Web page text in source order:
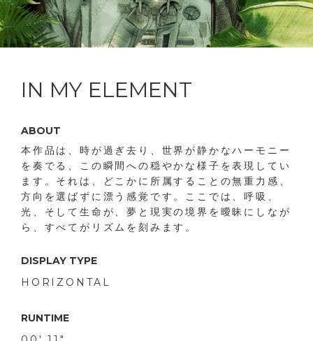
IN MY ELEMENT
ABOUT
本作品は、時が過ぎ去り、世界が静かなハーモニー
を奏でる、この瞬間への穏やかな様子を表現してい
ます。それは、どこかに所属することの無重力感、
方向を選ばずに漂う感覚です。ここでは、呼吸、
光、そして生命が、夢と現実の境界を曖昧にしなが
ら、すべてがリズムを​​刻みます。
DISPLAY TYPE
HORIZONTAL
RUNTIME